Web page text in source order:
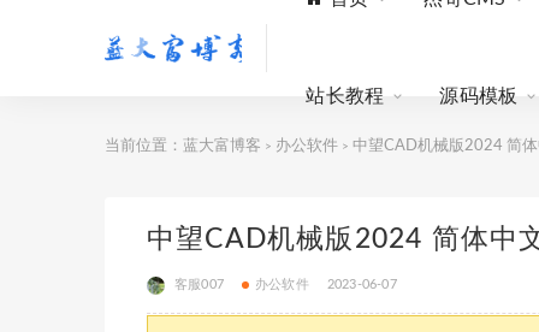
站长教程 源码模板
当前位置： 蓝大富博客 > 办公软件 > 中望CAD机械版2024 简
中望CAD机械版2024 简体中
客服007 办公软件 2023-06-07